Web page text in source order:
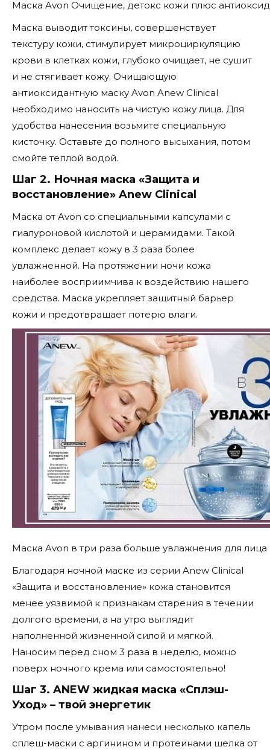
Маска Avon Очищение, детокс кожи плюс
Маска выводит токсины, совершенствует
текстуру кожи, стимулирует микроциркуляцию
крови в клетках кожи, глубоко очищает, не сушит
и не стягивает кожу. Очищающую
антиоксидантную маску Avon Anew Clinical
необходимо наносить на чистую кожу лица. Для
удобства нанесения возьмите специальную
кисточку. Оставьте до полного высыхания, потом
смойте теплой водой.
Шаг 2. Ночная маска «Защита и
восстановление» Anew Clinical
Маска от Avon со специальными капсулами с
гиалуроновой кислотой и церамидами. Такой
комплекс делает кожу в 3 раза более
увлажненной. На протяжении ночи кожа
наиболее восприимчива к воздействию нашего
средства. Маска укрепляет защитный барьер
кожи и предотвращает потерю влаги.
Маска Avon в три раза больше увлажнения для лица
Благодаря ночной маске из серии Anew Clinical
«Защита и восстановление» кожа становится
менее уязвимой к признакам старения в течении
долгого времени, а на утро выглядит
наполненной жизненной силой и мягкой.
Наносим перед сном 3 раза в неделю, можно
поверх ночного крема или самостоятельно!
Шаг 3. ANEW жидкая маска «Сплэш-
Уход» – твой энергетик
Утром после умывания нанеси несколько капель
сплеш-маски с аргинином и протеинами шелка от